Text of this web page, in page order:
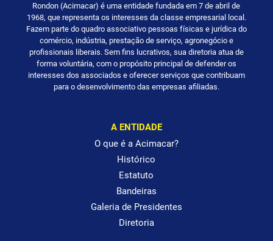
Rondon (Acimacar) é uma entidade fundada em 7 de abril de
1968, que representa os interesses da classe empresarial local.
Fazem parte do quadro associativo pessoas físicas e jurídica do
comércio, indústria, prestação de serviço, agronegócio e
profissionais liberais. Sem fins lucrativos, sua diretoria atua de
forma voluntária, com o propósito principal de defender os
interesses dos associados e oferecer serviços que contribuam
para o desenvolvimento das empresas afiliadas.
A ENTIDADE
O que é a Acimacar?
Histórico
Estatuto
Bandeiras
Galeria de Presidentes
Diretoria